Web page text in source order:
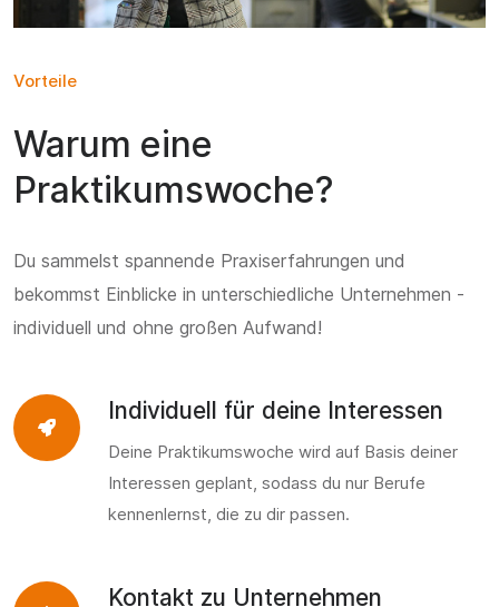
Vorteile
Warum eine
Praktikumswoche?
Du sammelst spannende Praxiserfahrungen und
bekommst Einblicke in unterschiedliche Unternehmen -
individuell und ohne großen Aufwand!
Individuell für deine Interessen
Deine Praktikumswoche wird auf Basis deiner
Interessen geplant, sodass du nur Berufe
kennenlernst, die zu dir passen.
Kontakt zu Unternehmen